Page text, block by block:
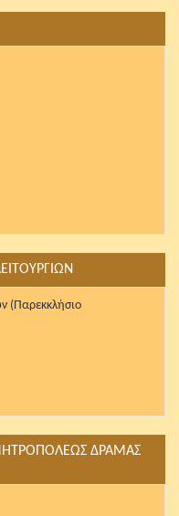
(Παρεκκλήσιο
ΔΡΑΜΑΣ